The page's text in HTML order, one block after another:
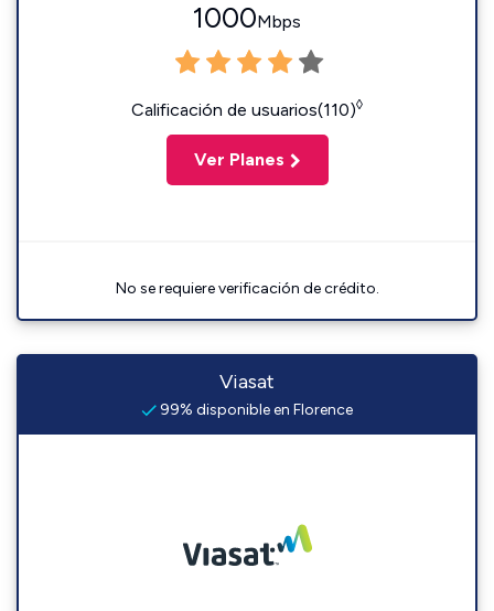
1000Mbps
Calificación de usuarios(110)◊
Ver Planes
No se requiere verificación de crédito.
Viasat
99% disponible en Florence